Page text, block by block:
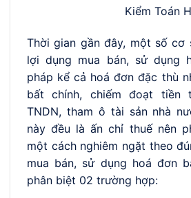
Kiểm Toán
Thời gian gần đây, một số cơ
lợi dụng mua bán, sử dụng
pháp kể cả hoá đơn đặc thù
bất chính, chiếm đoạt tiền
TNDN, tham ô tài sản nhà
này đều là ấn chỉ thuế nên
một cách nghiêm ngặt theo
mua bán, sử dụng hoá đơn
phân biệt 02 trường hợp: